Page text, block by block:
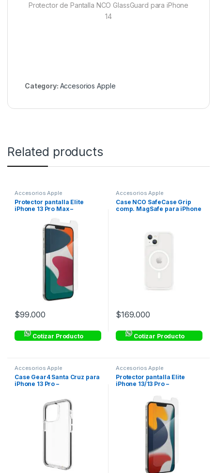
Protector de Pantalla NCO GlassGuard para iPhone
14
Category: Accesorios Apple
Related products
Accesorios Apple
Protector pantalla Elite
iPhone 13 Pro Max –
$99.000
Cotizar Producto
Accesorios Apple
Case NCO SafeCase Grip
comp. MagSafe para iPhone
$169.000
Cotizar Producto
Accesorios Apple
Case Gear4 Santa Cruz para
iPhone 13 Pro –
Accesorios Apple
Protector pantalla Elite
iPhone 13/13 Pro –